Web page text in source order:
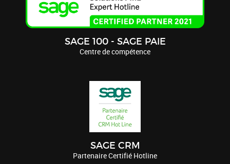
SAGE 100 - SAGE PAIE
Centre de compétence
SAGE CRM
Partenaire Certifié Hotline